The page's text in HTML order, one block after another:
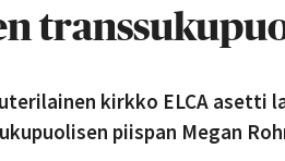
kirkko ELCA asetti
piispan Megan